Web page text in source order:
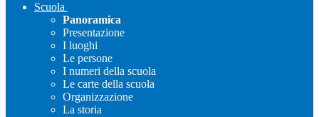
Scuola
Panoramica
Presentazione
I luoghi
Le persone
I numeri della scuola
Le carte della scuola
Organizzazione
La storia